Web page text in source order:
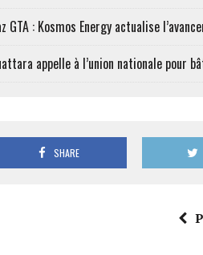
GTA : Kosmos Energy actualise
appelle à l’union nationale pour
SHARE